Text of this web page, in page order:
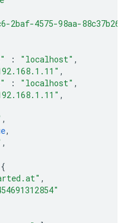
2baf-4575-98aa-
: "localhost" ,
,
: "localhost" ,
,
,
,
,
{
,